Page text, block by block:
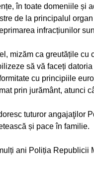
în toate domeniile și
de la principalul
infracțiunilor
mizăm ca greutățile cu
să vă faceți
cu principiile
prin jurământ, atunci
tuturor angajaţilor
și pace în familie.
ani Poliția Republicii